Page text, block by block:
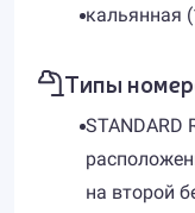
кальянная
Типы
STANDARD
на второй